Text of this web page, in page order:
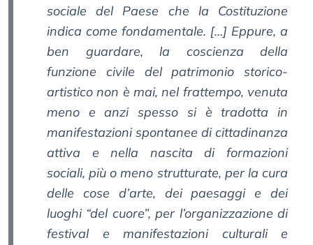
sociale del Paese che la Costituzione
indica come fondamentale. […] Eppure, a
ben guardare, la coscienza della
funzione civile del patrimonio storico-
artistico non è mai, nel frattempo, venuta
meno e anzi spesso si è tradotta in
manifestazioni spontanee di cittadinanza
attiva e nella nascita di formazioni
sociali, più o meno strutturate, per la cura
delle cose d’arte, dei paesaggi e dei
luoghi “del cuore”, per l’organizzazione di
festival e manifestazioni culturali e